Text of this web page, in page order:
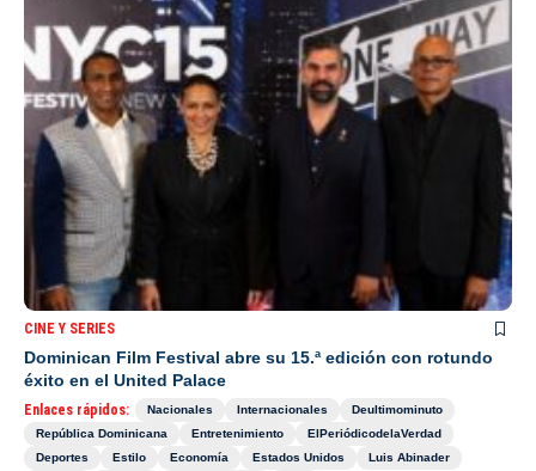
CINE Y SERIES
Dominican Film Festival abre su 15.ª edición con rotundo
éxito en el United Palace
Enlaces rápidos: Nacionales Internacionales
Deultimominuto
República Dominicana
Entretenimiento
ElPeriódicodelaVerdad
Deportes
Estilo Economía Estados Unidos
Luis Abinader